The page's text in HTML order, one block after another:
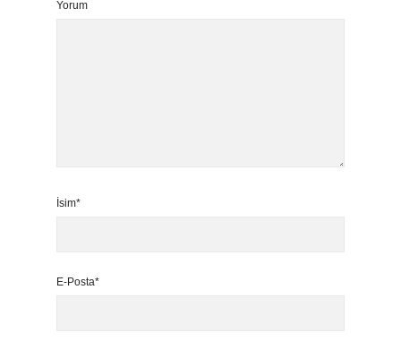
Yorum
İsim*
E-Posta*